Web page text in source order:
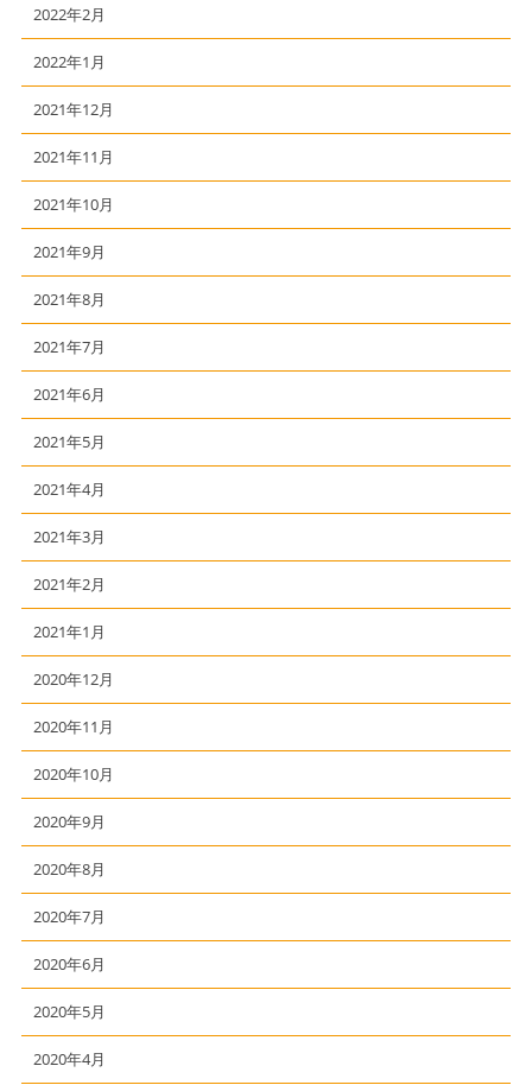
2022年2月
2022年1月
2021年12月
2021年11月
2021年10月
2021年9月
2021年8月
2021年7月
2021年6月
2021年5月
2021年4月
2021年3月
2021年2月
2021年1月
2020年12月
2020年11月
2020年10月
2020年9月
2020年8月
2020年7月
2020年6月
2020年5月
2020年4月